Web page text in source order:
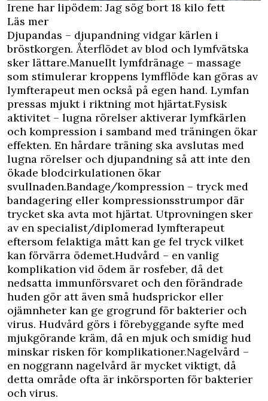
Irene har lipödem: Jag sög bort 18 kilo fett
Läs mer
Djupandas – djupandning vidgar kärlen i
bröstkorgen. Återflödet av blod och lymfvätska
sker lättare.Manuellt lymfdränage – massage
som stimulerar kroppens lymfflöde kan göras av
lymfterapeut men också på egen hand. Lymfan
pressas mjukt i riktning mot hjärtat.Fysisk
aktivitet – lugna rörelser aktiverar lymfkärlen
och kompression i samband med träningen ökar
effekten. En hårdare träning ska avslutas med
lugna rörelser och djupandning så att inte den
ökade blodcirkulationen ökar
svullnaden.Bandage/kompression – tryck med
bandagering eller kompressionsstrumpor där
trycket ska avta mot hjärtat. Utprovningen sker
av en specialist/diplomerad lymfterapeut
eftersom felaktiga mått kan ge fel tryck vilket
kan förvärra ödemet.Hudvård – en vanlig
komplikation vid ödem är rosfeber, då det
nedsatta immunförsvaret och den förändrade
huden gör att även små hudsprickor eller
ojämnheter kan ge grogrund för bakterier och
virus. Hudvård görs i förebyggande syfte med
mjukgörande kräm, då en mjuk och smidig hud
minskar risken för komplikationer.Nagelvård –
en noggrann nagelvård är mycket viktigt, då
detta område ofta är inkörsporten för bakterier
och virus.